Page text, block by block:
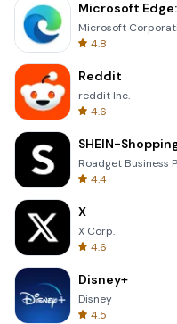
Microsoft
Microsoft
4.8
Reddit
reddit Inc.
4.6
SHEIN-
Roadget Business
4.4
X
X Corp.
4.6
Disney+
Disney
4.5